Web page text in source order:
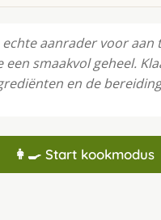
aanrader voor aan
smaakvol geheel.
en de
👩‍🍳 Start kookmodus